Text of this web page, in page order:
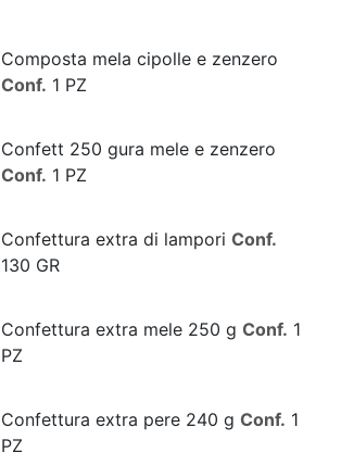
Composta mela cipolle e zenzero
Conf. 1 PZ
Confett 250 gura mele e zenzero
Conf. 1 PZ
Confettura extra di lampori Conf.
130 GR
Confettura extra mele 250 g Conf. 1
PZ
Confettura extra pere 240 g Conf. 1
PZ